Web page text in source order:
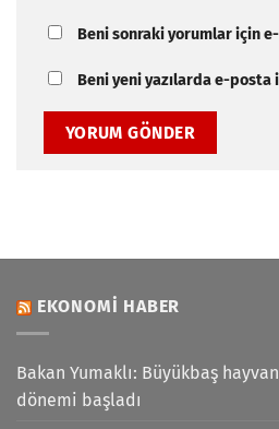
Beni sonraki yorumlar için
Beni yeni yazılarda e-
EKONOMI HABER
Bakan Yumaklı: Büyükbaş
dönemi başladı